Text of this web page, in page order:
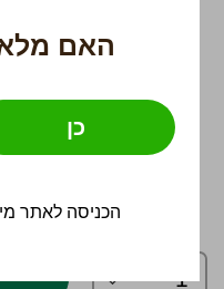
האם מלאו
כן
הכניסה לאתר
₪